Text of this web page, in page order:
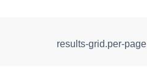
results-grid.per-page